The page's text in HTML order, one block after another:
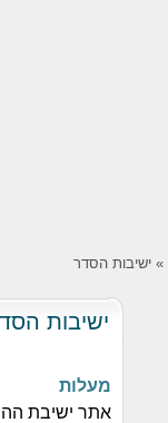
» ישיבות הסדר
ישיבות
מעלות
אתר ישיבת